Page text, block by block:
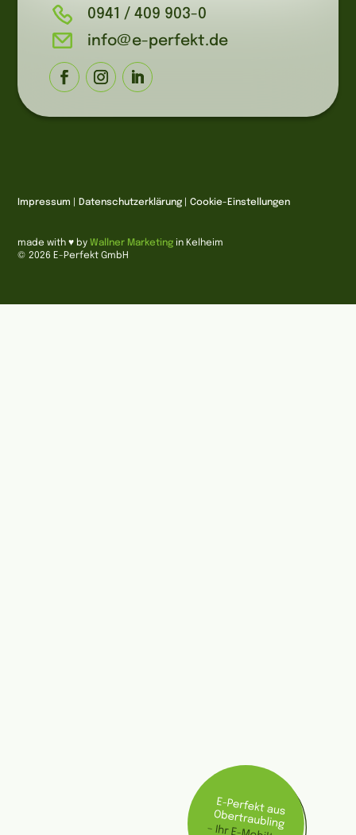
0941 / 409 903-0
info@e-perfekt.de
Impressum Datenschutzerklärung |Cookie-Einstellungen
made with ♥ by Wallner Marketing in Kelheim
© 2026 E-Perfekt GmbH